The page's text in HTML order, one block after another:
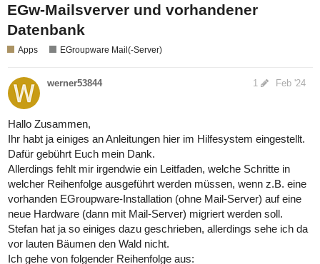
EGw-Mailsverver und vorhandener
Datenbank
Apps EGroupware Mail(-Server)
werner53844 Feb '24
1
Hallo Zusammen,
Ihr habt ja einiges an Anleitungen hier im Hilfesystem eingestellt.
Dafür gebührt Euch mein Dank.
Allerdings fehlt mir irgendwie ein Leitfaden, welche Schritte in
welcher Reihenfolge ausgeführt werden müssen, wenn z.B. eine
vorhanden EGroupware-Installation (ohne Mail-Server) auf eine
neue Hardware (dann mit Mail-Server) migriert werden soll.
Stefan hat ja so einiges dazu geschrieben, allerdings sehe ich da
vor lauten Bäumen den Wald nicht.
Ich gehe von folgender Reihenfolge aus: